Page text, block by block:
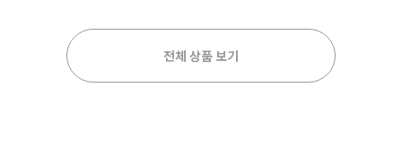
전체 상품 보기